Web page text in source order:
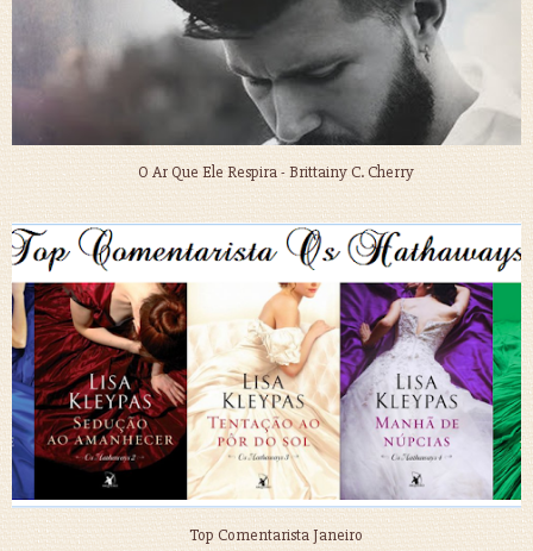
O Ar Que Ele Respira - Brittainy C. Cherry
Top Comentarista Janeiro